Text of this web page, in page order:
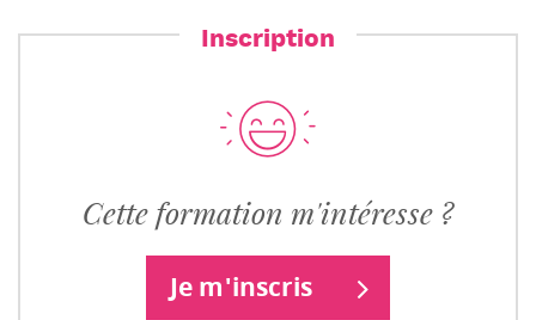
Inscription
Cette formation m'intéresse ?
Je m'inscris